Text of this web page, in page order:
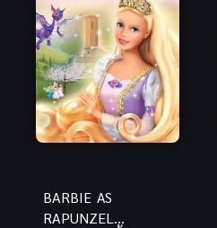
(เก่า)
BARBIE AS
RAPUNZEL